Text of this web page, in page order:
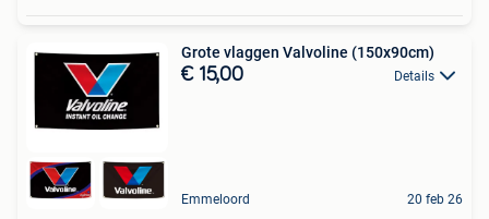
Grote vlaggen Valvoline (150x90cm)
€ 15,00 Details
Emmeloord 20 feb 26